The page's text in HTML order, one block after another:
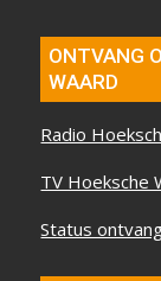
ONTVANG
WAARD
Radio
TV Hoeksche
Status